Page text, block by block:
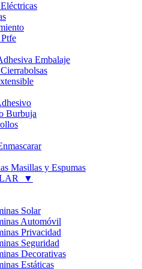
Embalaje
Burbuja
Masillas y Espumas
▼
Solar
Automóvil
Privacidad
Seguridad
Decorativas
Estáticas